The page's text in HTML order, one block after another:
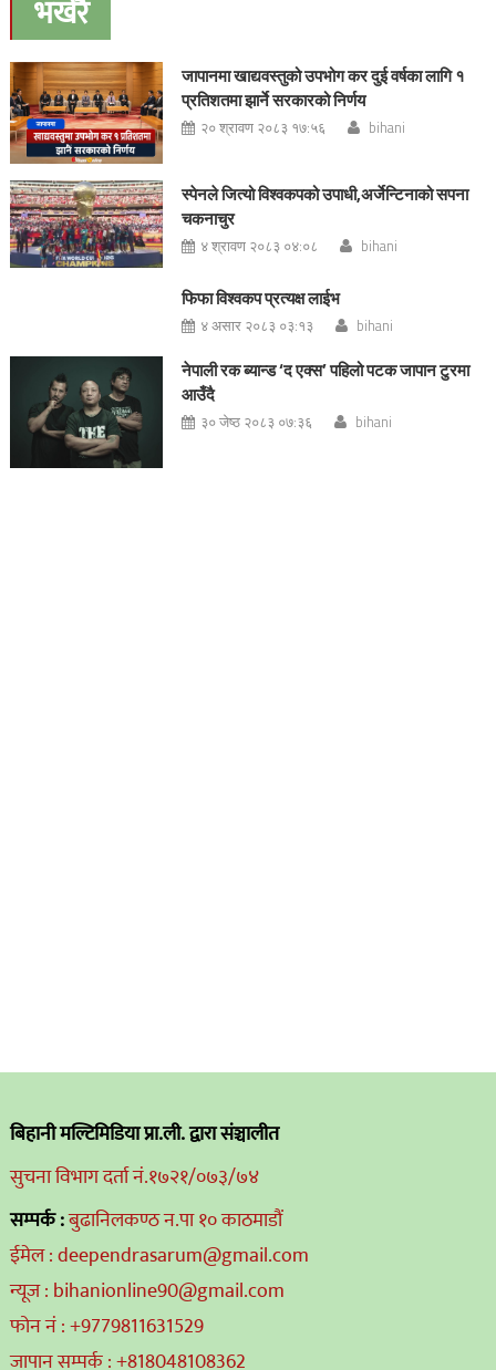
भर्खरै
जापानमा खाद्यवस्तुको उपभोग कर दुई वर्षका लागि १
प्रतिशतमा झार्ने सरकारको निर्णय
२० श्रावण २०८३ १७:५६ bihani
स्पेनले जित्यो विश्वकपको उपाधी,अर्जेन्टिनाको सपना
चकनाचुर
४ श्रावण २०८३ ०४:०८ bihani
फिफा विश्वकप प्रत्यक्ष लाईभ
४ असार २०८३ ०३:१३ bihani
नेपाली रक ब्यान्ड ‘द एक्स’ पहिलो पटक जापान टुरमा
आउँदै
३० जेष्ठ २०८३ ०७:३६ bihani
बिहानी मल्टिमिडिया प्रा.ली. द्वारा संञ्चालीत
सुचना विभाग दर्ता नं.१७२१/०७३/७४
सम्पर्क :बुढानिलकण्ठ न.पा १० काठमाडौं
ईमेल : deependrasarum@gmail.com
न्यूज : bihanionline90@gmail.com
फोन नं : +9779811631529
जापान सम्पर्क : +818048108362